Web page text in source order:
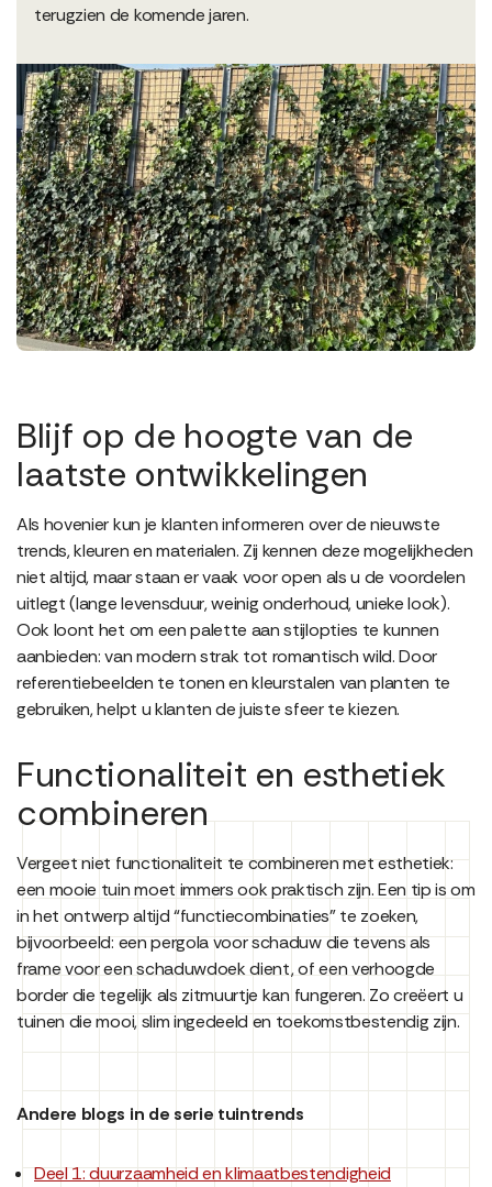
terugzien de komende jaren.
Blijf op de hoogte van de
laatste ontwikkelingen
Als hovenier kun je klanten informeren over de nieuwste
trends, kleuren en materialen. Zij kennen deze mogelijkheden
niet altijd, maar staan er vaak voor open als u de voordelen
uitlegt (lange levensduur, weinig onderhoud, unieke look).
Ook loont het om een palette aan stijlopties te kunnen
aanbieden: van modern strak tot romantisch wild. Door
referentiebeelden te tonen en kleurstalen van planten te
gebruiken, helpt u klanten de juiste sfeer te kiezen.
Functionaliteit en esthetiek
combineren
Vergeet niet functionaliteit te combineren met esthetiek:
een mooie tuin moet immers ook praktisch zijn. Een tip is om
in het ontwerp altijd “functiecombinaties” te zoeken,
bijvoorbeeld: een pergola voor schaduw die tevens als
frame voor een schaduwdoek dient, of een verhoogde
border die tegelijk als zitmuurtje kan fungeren. Zo creëert u
tuinen die mooi, slim ingedeeld en toekomstbestendig zijn.
Andere blogs in de serie tuintrends
Deel 1: duurzaamheid en klimaatbestendigheid